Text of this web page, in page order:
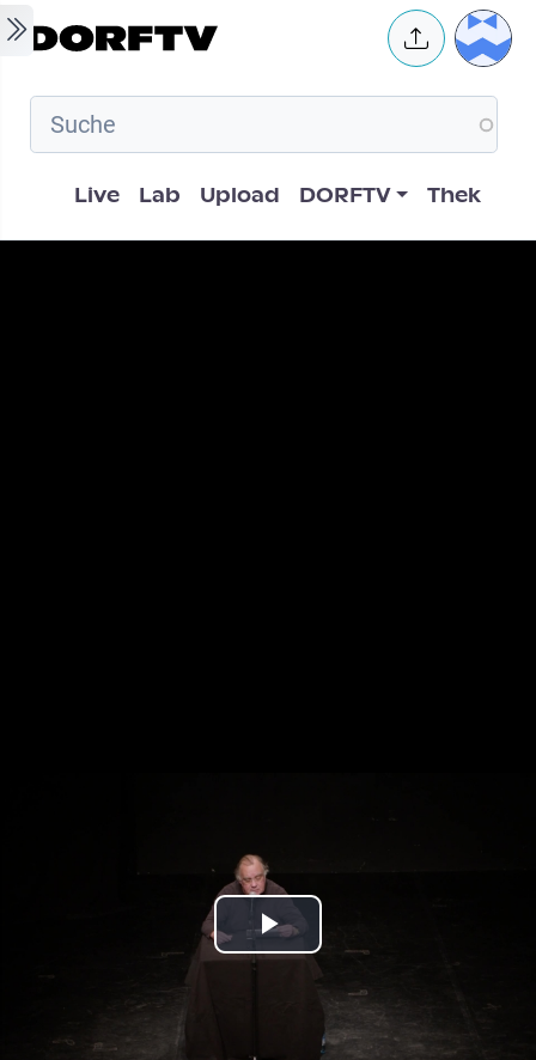
Skip to main content User
Hauptnavigation
Live Lab Upload DORFTV Thek
Play
Video